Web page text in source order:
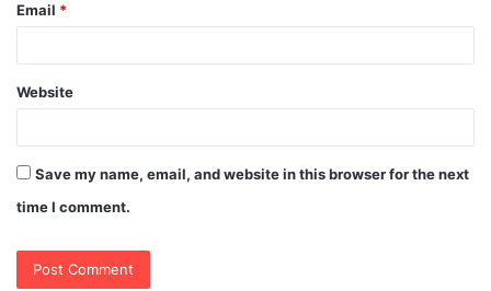
Email *
Website
Save my name, email, and website in this browser for the next
time I comment.